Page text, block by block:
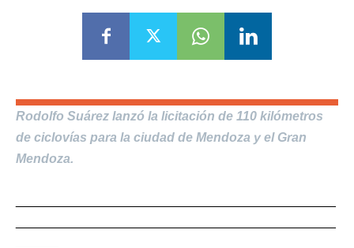
Rodolfo Suárez lanzó la licitación de 110 kilómetros
de ciclovías para la ciudad de Mendoza y el Gran
Mendoza.